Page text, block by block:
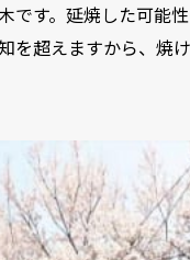
です。延焼した可能
を超えますから、焼